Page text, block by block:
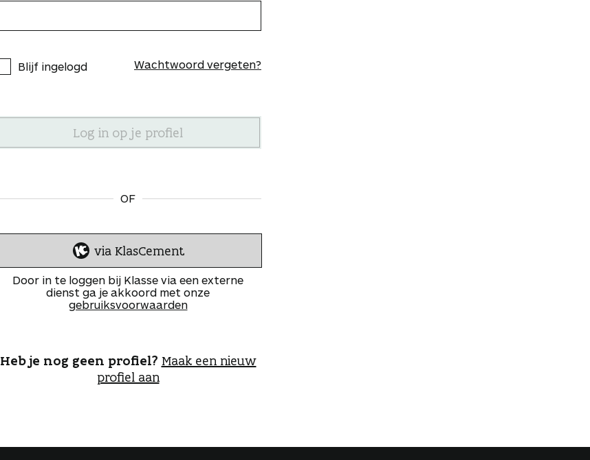
Blijf ingelogd Wachtwoord vergeten?
OF
I
n
l
o
e
n
via KlasCement
Door in te loggen bij Klasse via een externe
dienst ga je akkoord met onze
gebruiksvoorwaarden
Heb je nog geen profiel? Maak een nieuw
profiel aan